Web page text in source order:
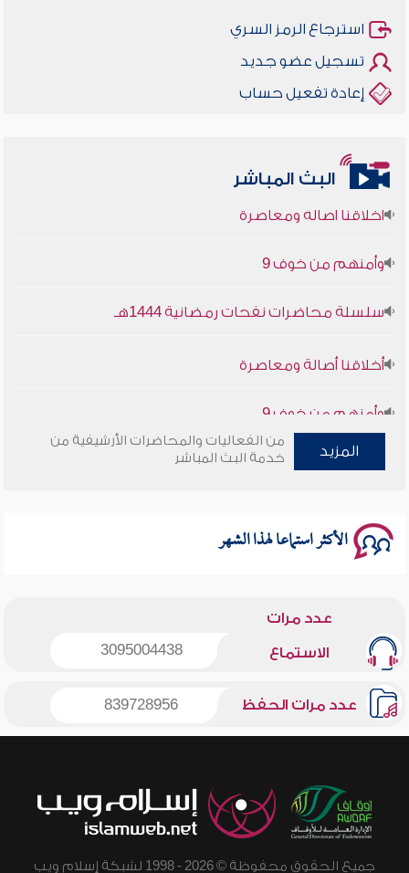
استرجاع الرمز السري
تسجيل عضو جديد
إعادة تفعيل حساب
البث المباشر
سلسلة محاضرات نفحات رمضانية 1444هـ
المزيد
من الفعاليات والمحاضرات الأرشيفية من
خدمة البث المباشر
الأكثر استماعا لهذا الشهر
عدد مرات
الاستماع 3095004438
عدد مرات الحفظ 839728956
جميع الحقوق محفوظة © 2026 - 1998 لشبكة إسلام ويب